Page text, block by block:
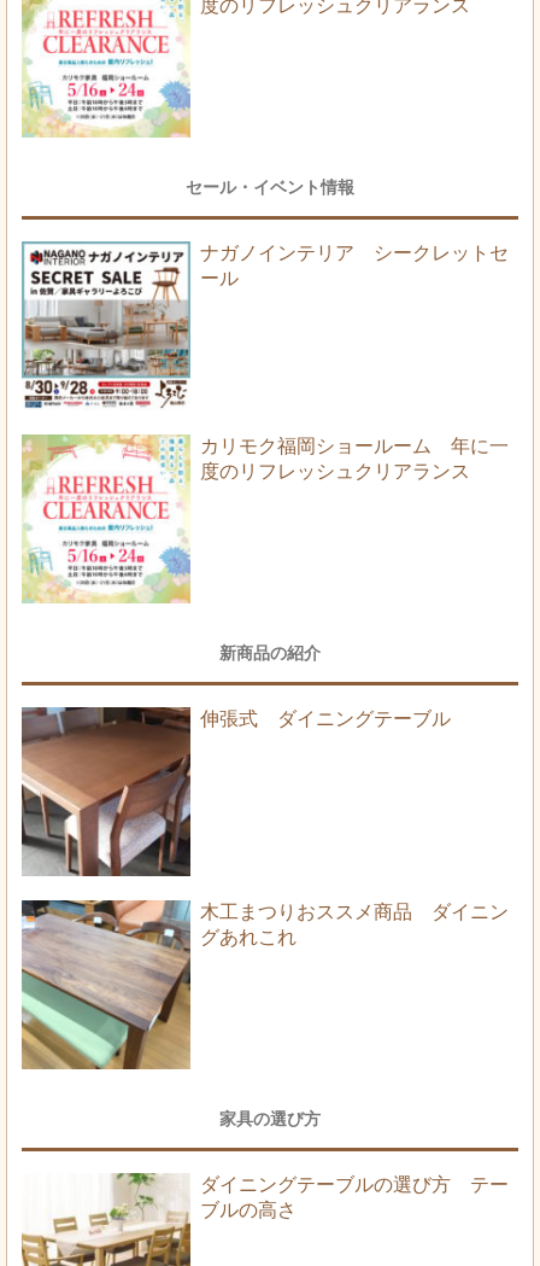
度のリフレッシュクリアランス
セール・イベント情報
ナガノインテリア シークレットセ
ール
カリモク福岡ショールーム 年に一
度のリフレッシュクリアランス
新商品の紹介
伸張式 ダイニングテーブル
木工まつりおススメ商品 ダイニン
グあれこれ
家具の選び方
ダイニングテーブルの選び方 テー
ブルの高さ